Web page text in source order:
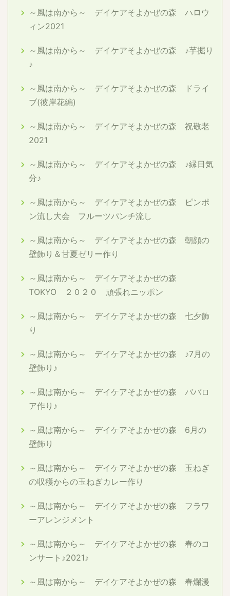
～風は南から～ デイケアそよかぜの森 ハロウ
ィン2021
～風は南から～ デイケアそよかぜの森 ♪芋掘り
♪
～風は南から～ デイケアそよかぜの森 ドライ
ブ(彼岸花編)
～風は南から～ デイケアそよかぜの森 祝敬老
2021
～風は南から～ デイケアそよかぜの森 ♪縁日気
分♪
～風は南から～ デイケアそよかぜの森 ピンポ
ン流し大会 フルーツパンチ流し
～風は南から～ デイケアそよかぜの森 朝顔の
壁飾り＆甘夏ゼリー作り
～風は南から～ デイケアそよかぜの森
TOKYO ２０２０ 頑張れニッポン
～風は南から～ デイケアそよかぜの森 七夕飾
り
～風は南から～ デイケアそよかぜの森 ♪7月の
壁飾り♪
～風は南から～ デイケアそよかぜの森 ババロ
ア作り♪
～風は南から～ デイケアそよかぜの森 6月の
壁飾り
～風は南から～ デイケアそよかぜの森 玉ねぎ
の収穫からの玉ねぎカレー作り
～風は南から～ デイケアそよかぜの森 フラワ
ーアレンジメント
～風は南から～ デイケアそよかぜの森 春のコ
ンサート♪2021♪
～風は南から～ デイケアそよかぜの森 春爛漫